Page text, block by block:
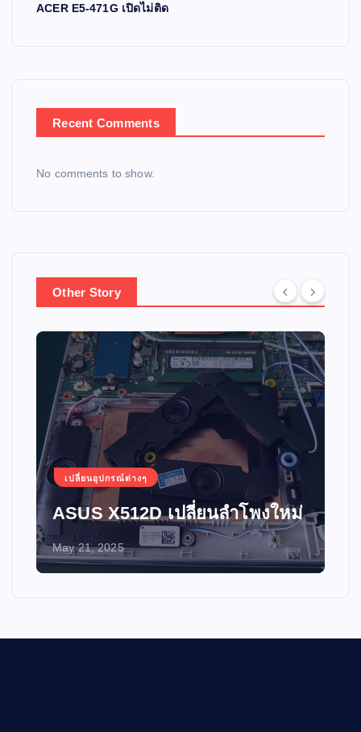
ACER E5-471G เปิดไม่ติด
Recent Comments
No comments to show.
Other Story
เปลี่ยนอุปกรณ์ต่างๆ
ASUS X512D เปลี่ยนลำโพงใหม่
May 21, 2025